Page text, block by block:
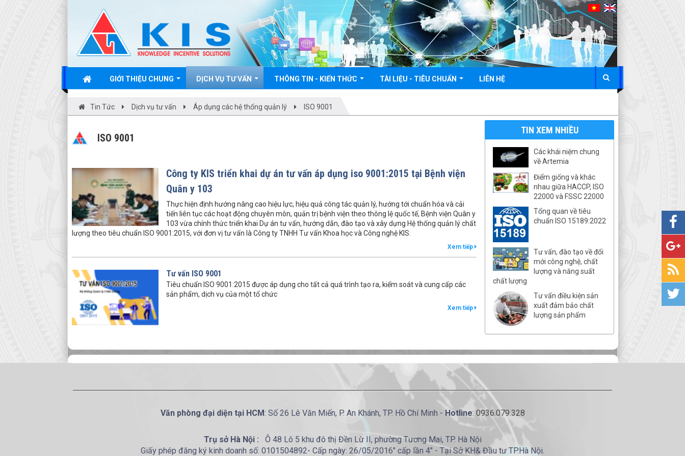
GIỚI THIỆU CHUNG DỊCH VỤ TƯ VẤN THÔNG TIN - KIẾN THỨC TÀI LIỆU - TIÊU CHUẨN LIÊN HỆ
Tin Tức Dịch vụ tư vấn Áp dụng các hệ thống quản lý ISO 9001
ISO 9001
Công ty KIS triển khai dự án tư vấn áp dụng iso 9001:2015 tại Bệnh viện
Quân y 103
Thực hiện định hướng nâng cao hiệu lực, hiệu quả công tác quản lý, hướng tới chuẩn hóa và cải
tiến liên tục các hoạt động chuyên môn, quản trị bệnh viện theo thông lệ quốc tế, Bệnh viện Quân y
103 vừa chính thức triển khai Dự án tư vấn, hướng dẫn, đào tạo và xây dựng Hệ thống quản lý chất
lượng theo tiêu chuẩn ISO 9001:2015, với đơn vị tư vấn là Công ty TNHH Tư vấn Khoa học và Công nghệ KIS.
Xem tiếp
Tư vấn ISO 9001
Tiêu chuẩn ISO 9001:2015 được áp dụng cho tất cả quá trình tạo ra, kiểm soát và cung cấp các
sản phẩm, dịch vụ của một tổ chức
Xem tiếp
TIN XEM NHIỀU
Các khái niệm chung
về Artemia
Điểm giống và khác
nhau giữa HACCP, ISO
22000 và FSSC 22000
Tổng quan về tiêu
chuẩn ISO 15189:2022
Tư vấn, đào tạo về đổi
mới công nghệ, chất
lượng và năng suất
chất lượng
Tư vấn điều kiện sản
xuất đảm bảo chất
lượng sản phẩm
Văn phòng đại diện tại HCM: Số 26 Lê Văn Miến, P. An Khánh, TP. Hồ Chí Minh - Hotline: 0936.079.328
Trụ sở Hà Nội :
Ô 48 Lô 5 khu đô thị Đền Lừ II, phường Tương Mai, TP. Hà Nội
Giấy phép đăng ký kinh doanh số: 0101504892- Cấp ngày: 26/05/2016" cấp lần 4" - Tại Sở KH& Đầu tư TP.Hà Nội.